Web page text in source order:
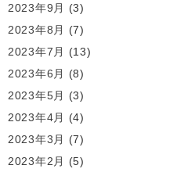
2023年9月
(3)
2023年8月
(7)
2023年7月
(13)
2023年6月
(8)
2023年5月
(3)
2023年4月
(4)
2023年3月
(7)
2023年2月
(5)